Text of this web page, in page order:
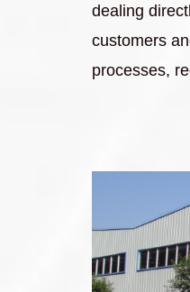
dealing
customers
processes,